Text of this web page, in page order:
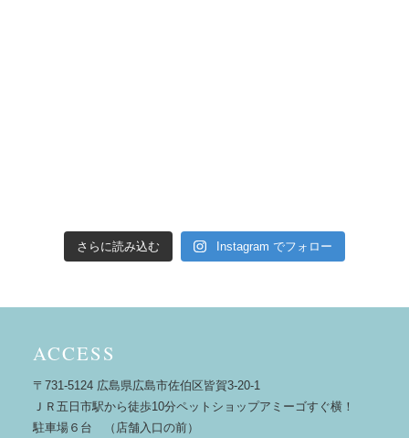
さらに読み込む Instagram でフォロー
ACCESS
〒731-5124 広島県広島市佐伯区皆賀3-20-1
ＪＲ五日市駅から徒歩10分ペットショップアミーゴすぐ横！
駐車場６台 （店舗入口の前）